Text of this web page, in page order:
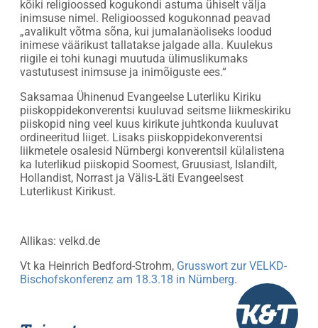
kõiki religioossed kogukondi astuma ühiselt välja
inimsuse nimel. Religioossed kogukonnad peavad
„avalikult võtma sõna, kui jumalanäoliseks loodud
inimese väärikust tallatakse jalgade alla. Kuulekus
riigile ei tohi kunagi muutuda ülimuslikumaks
vastutusest inimsuse ja inimõiguste ees.“
Saksamaa Ühinenud Evangeelse Luterliku Kiriku
piiskoppidekonverentsi kuuluvad seitsme liikmeskiriku
piiskopid ning veel kuus kirikute juhtkonda kuuluvat
ordineeritud liiget. Lisaks piiskoppidekonverentsi
liikmetele osalesid Nürnbergi konverentsil külalistena
ka luterlikud piiskopid Soomest, Gruusiast, Islandilt,
Hollandist, Norrast ja Välis-Läti Evangeelsest
Luterlikust Kirikust.
Allikas: velkd.de
Vt ka Heinrich Bedford-Strohm, Grusswort zur VELKD-
Bischofskonferenz am 18.3.18 in Nürnberg.